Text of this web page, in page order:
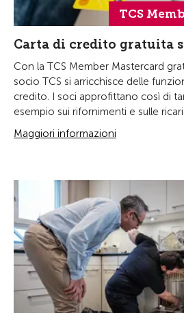
TCS
Carta di credito gratuita
Con la TCS Member Mastercard
socio TCS si arricchisce delle
credito. I soci approfittano così di
esempio sui rifornimenti e sulle
Maggiori informazioni